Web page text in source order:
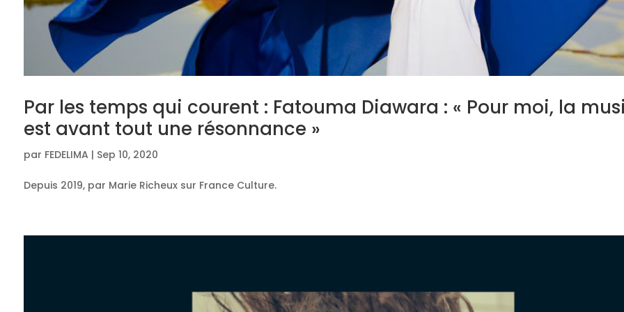
Par les temps qui courent : Fatouma Diawara : « Pour moi, la
est avant tout une résonnance »
par FEDELIMA | Sep 10, 2020
Depuis 2019, par Marie Richeux sur France Culture.